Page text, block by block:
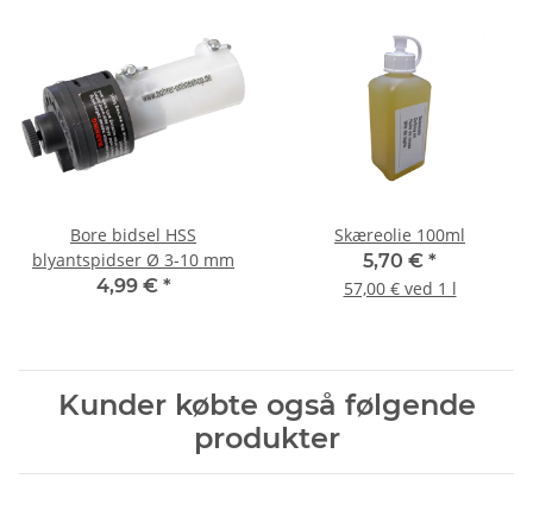
Bore bidsel HSS
blyantspidser Ø 3-10 mm
4,99 € *
Skæreolie 100ml
5,70 € *
57,00 € ved 1 l
Kunder købte også følgende
produkter